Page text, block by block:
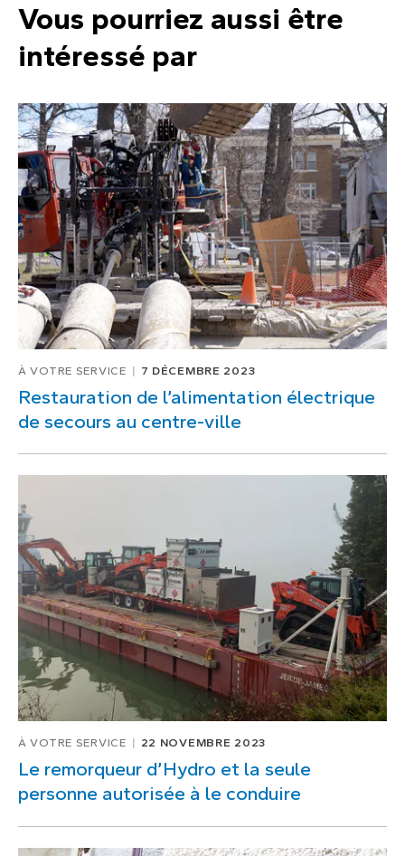
Vous pourriez aussi être
intéressé par
À VOTRE SERVICE 7 DÉCEMBRE 2023
Restauration de l’alimentation électrique
de secours au centre-ville
À VOTRE SERVICE 22 NOVEMBRE 2023
Le remorqueur d’Hydro et la seule
personne autorisée à le conduire